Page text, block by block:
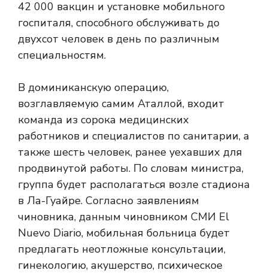
42 000 вакцин и установке мобильного
госпиталя, способного обслуживать до
двухсот человек в день по различным
специальностям.
В доминиканскую операцию,
возглавляемую самим Аталлой, входит
команда из сорока медицинских
работников и специалистов по санитарии, а
также шесть человек, ранее уехавших для
продвинутой работы. По словам министра,
группа будет располагаться возле стадиона
в Ла-Гуайре. Согласно заявлениям
чиновника, данным чиновником СМИ El
Nuevo Diario, мобильная больница будет
предлагать неотложные консультации,
гинекологию, акушерство, психическое